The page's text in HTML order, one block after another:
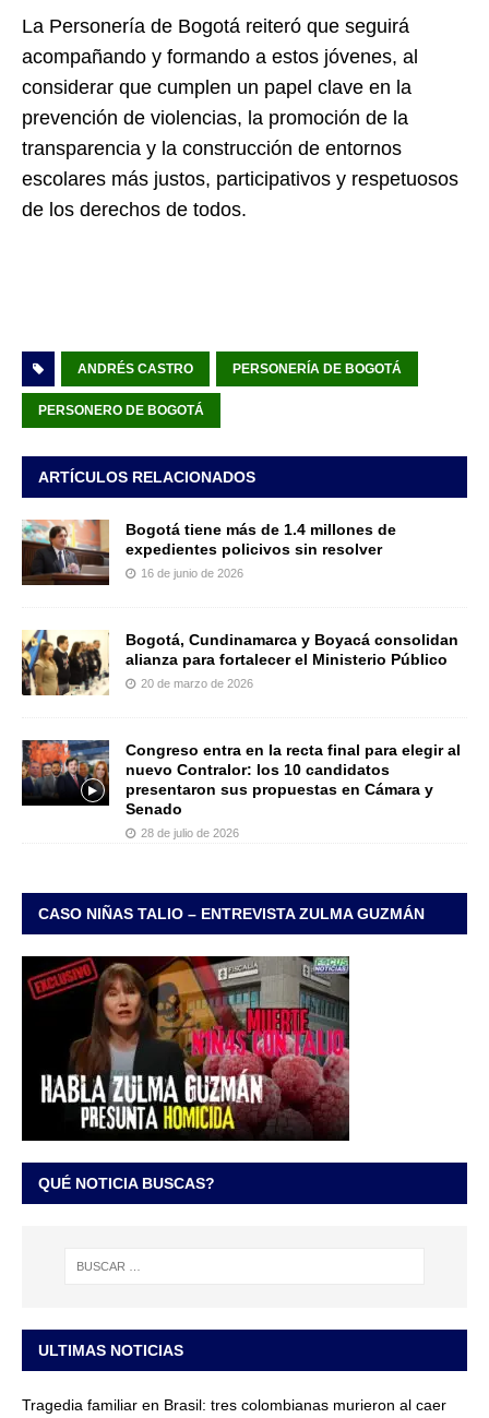
La Personería de Bogotá reiteró que seguirá
acompañando y formando a estos jóvenes, al
considerar que cumplen un papel clave en la
prevención de violencias, la promoción de la
transparencia y la construcción de entornos
escolares más justos, participativos y respetuosos
de los derechos de todos.
ANDRÉS CASTRO PERSONERÍA DE BOGOTÁ
PERSONERO DE BOGOTÁ
ARTÍCULOS RELACIONADOS
Bogotá tiene más de 1.4 millones de
expedientes policivos sin resolver
16 de junio de 2026
Bogotá, Cundinamarca y Boyacá consolidan
alianza para fortalecer el Ministerio Público
20 de marzo de 2026
Congreso entra en la recta final para elegir al
nuevo Contralor: los 10 candidatos
presentaron sus propuestas en Cámara y
Senado
28 de julio de 2026
CASO NIÑAS TALIO – ENTREVISTA ZULMA GUZMÁN
QUÉ NOTICIA BUSCAS?
ULTIMAS NOTICIAS
Tragedia familiar en Brasil: tres colombianas murieron al caer